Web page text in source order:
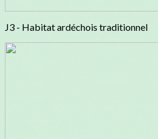
J3 - Habitat ardéchois traditionnel